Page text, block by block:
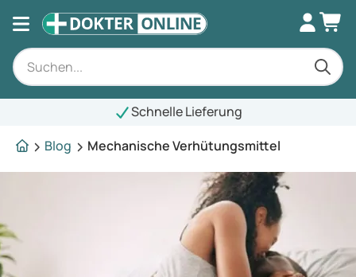
Schnelle Lieferung
Blog
Mechanische Verhütungsmittel